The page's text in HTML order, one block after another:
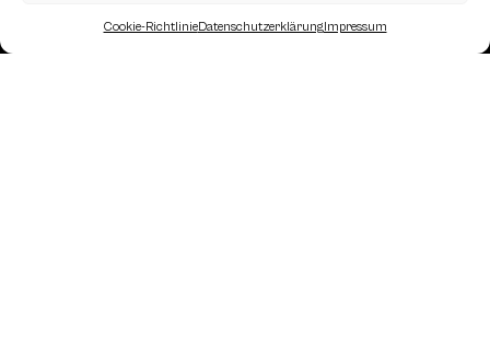
Cookie-RichtlinieDatenschutzerklärungImpressum